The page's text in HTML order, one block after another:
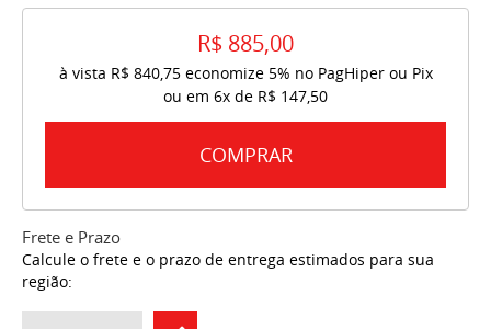
R$ 885,00
à vista R$ 840,75economize 5% no PagHiper ou Pix
ou em 6x de R$ 147,50
COMPRAR
Frete e Prazo
Calcule o frete e o prazo de entrega estimados para sua
região: